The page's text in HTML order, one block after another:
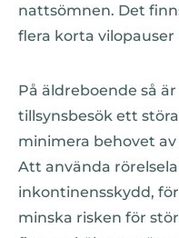
nattsömnen. Det
flera korta vilopauser
På äldreboende så
tillsynsbesök ett
minimera behovet
Att använda
inkontinensskydd,
minska risken för